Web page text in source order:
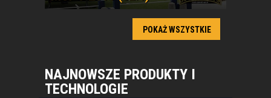
POKAŻ WSZYSTKIE
NAJNOWSZE PRODUKTY I
TECHNOLOGIE